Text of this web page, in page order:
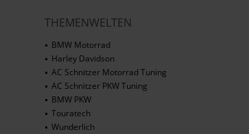
THEMENWELTEN
BMW Motorrad
Harley Davidson
AC Schnitzer Motorrad Tuning
AC Schnitzer PKW Tuning
BMW PKW
Touratech
Wunderlich